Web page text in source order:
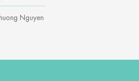
Nguyen